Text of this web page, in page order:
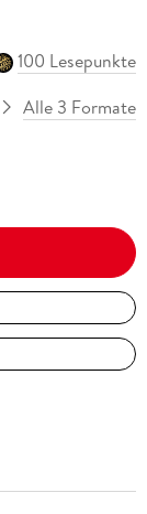
100 Lesepunkte
Alle 3 Formate